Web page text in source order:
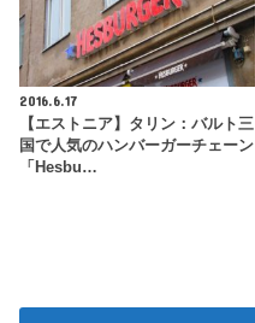
2016.6.17
【エストニア】タリン：バルト三
国で人気のハンバーガーチェーン
「Hesbu…